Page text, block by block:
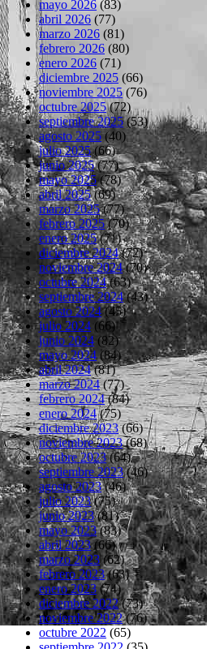
mayo 2026 (83)
abril 2026 (77)
marzo 2026 (81)
febrero 2026 (80)
enero 2026 (71)
diciembre 2025 (66)
noviembre 2025(76)
octubre 2025(72)
septiembre 2025(53)
agosto 2025(40)
julio 2025(66)
junio 2025(77)
mayo 2025(78)
abril 2025(69)
marzo 2025(77)
febrero 2025(70)
enero 2025(71)
diciembre 2024(72)
noviembre 2024(70)
octubre 2024(63)
septiembre 2024(43)
agosto 2024(45)
julio 2024 (66)
junio 2024 (82)
mayo 2024 (84)
abril 2024(81)
marzo 2024(77)
febrero 2024(84)
enero 2024(75)
diciembre 2023(66)
noviembre 2023(68)
octubre 2023(64)
septiembre 2023(46)
agosto 2023(46)
julio 2023(75)
junio 2023(81)
mayo 2023(83)
abril 2023(66)
marzo 2023(62)
febrero 2023(63)
enero 2023(74)
diciembre 2022(73)
noviembre 2022(76)
octubre 2022 (65)